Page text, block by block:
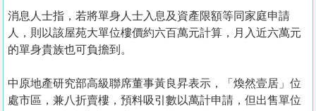
消息人士指，若將單身人士入息及資產限額等同家庭申請
人，則以該屋苑大單位樓價約六百萬元計算，月入近六萬元
的單身貴族也可負擔到。
中原地產研究部高級聯席董事黃良昇表示，「煥然壹居」位
處市區，兼八折賣樓，預料吸引數以萬計申請，但出售單位